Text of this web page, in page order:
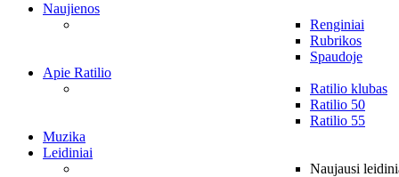
Naujienos
Renginiai
Rubrikos
Spaudoje
Apie Ratilio
Ratilio klubas
Ratilio 50
Ratilio 55
Muzika
Leidiniai
Naujausi